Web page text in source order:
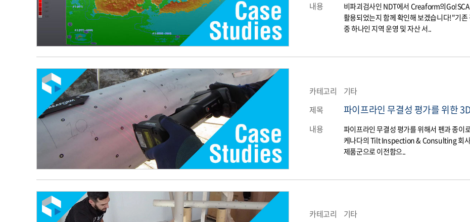
내용
비파괴검사인 NDT에서 Creaform의
활용되었는지 함께 확인해 보겠습니다!"기
중 하나인 지역 운영 및 자산 서..
카테고리
기타
제목
파이프라인 무결성 평가를 위한
내용
파이프라인 무결성 평가를 위해서 펜과 종이
케나다의 Tilt Inspection & Consulting 회
제품군으로 이전함으..
카테고리
기타